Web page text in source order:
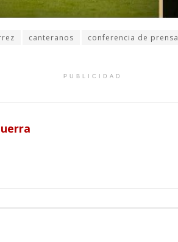
canteranos conferencia de prensa
PUBLICIDAD